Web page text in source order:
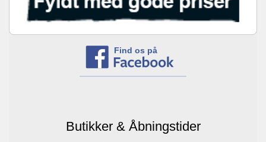
Find os på
Butikker & Åbningstider